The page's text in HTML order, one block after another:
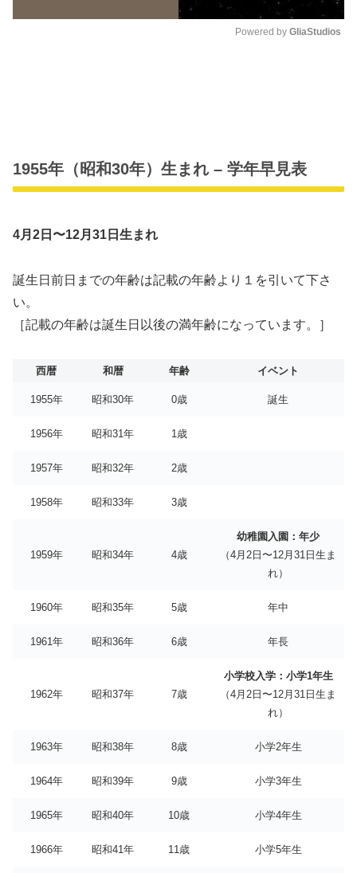
Powered by GliaStudios
1955年（昭和30年）生まれ – 学年早見表
4月2日〜12月31日生まれ
誕生日前日までの年齢は記載の年齢より１を引いて下さ
い。
［記載の年齢は誕生日以後の満年齢になっています。］
西暦 和暦 年齢 イベント
1955年 昭和30年 0歳 誕生
1956年 昭和31年 1歳
1957年 昭和32年 2歳
1958年 昭和33年 3歳
1959年 昭和34年 4歳
幼稚園入園：年少
（4月2日〜12月31日生ま
れ）
1960年 昭和35年 5歳 年中
1961年 昭和36年 6歳 年長
1962年 昭和37年 7歳
小学校入学：小学1年生
（4月2日〜12月31日生ま
れ）
1963年 昭和38年 8歳 小学2年生
1964年 昭和39年 9歳 小学3年生
1965年 昭和40年 10歳 小学4年生
1966年 昭和41年 11歳 小学5年生